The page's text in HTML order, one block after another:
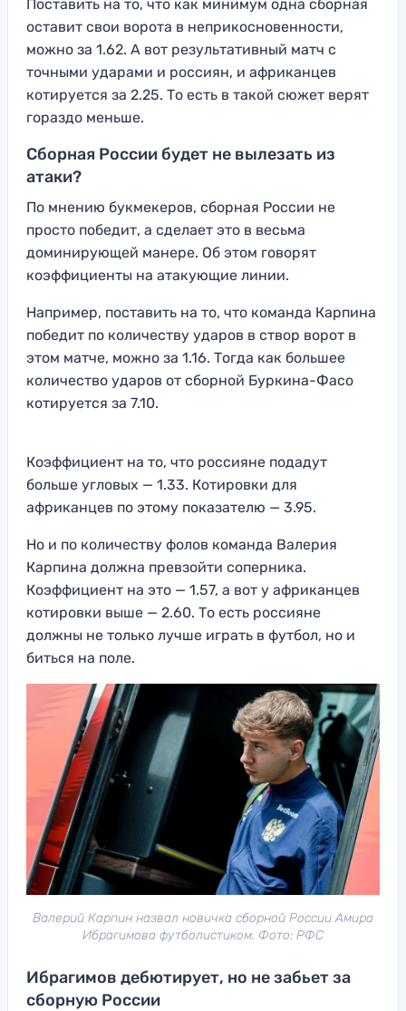
Поставить на то, что как минимум одна сборная
оставит свои ворота в неприкосновенности,
можно за 1.62. А вот результативный матч с
точными ударами и россиян, и африканцев
котируется за 2.25. То есть в такой сюжет верят
гораздо меньше.
Сборная России будет не вылезать из
атаки?
По мнению букмекеров, сборная России не
просто победит, а сделает это в весьма
доминирующей манере. Об этом говорят
коэффициенты на атакующие линии.
Например, поставить на то, что команда Карпина
победит по количеству ударов в створ ворот в
этом матче, можно за 1.16. Тогда как большее
количество ударов от сборной Буркина-Фасо
котируется за 7.10.
Коэффициент на то, что россияне подадут
больше угловых — 1.33. Котировки для
африканцев по этому показателю — 3.95.
Но и по количеству фолов команда Валерия
Карпина должна превзойти соперника.
Коэффициент на это — 1.57, а вот у африканцев
котировки выше — 2.60. То есть россияне
должны не только лучше играть в футбол, но и
биться на поле.
Валерий Карпин назвал новичка сборной России Амира
Ибрагимова футболистиком. Фото: РФС
Ибрагимов дебютирует, но не забьет за
сборную России